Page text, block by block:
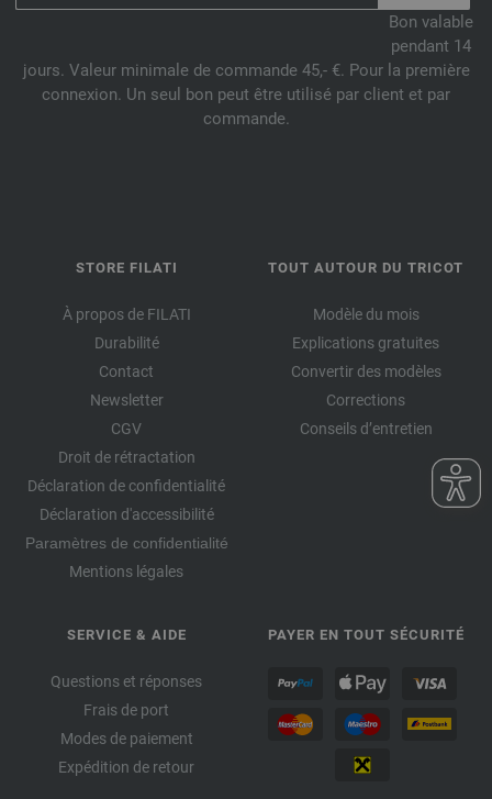
Bon valable
pendant 14
jours. Valeur minimale de commande 45,- €. Pour la première
connexion. Un seul bon peut être utilisé par client et par
commande.
STORE FILATI
À propos de FILATI
Durabilité
Contact
Newsletter
CGV
Droit de rétractation
Déclaration de confidentialité
Déclaration d'accessibilité
Paramètres de confidentialité
Mentions légales
TOUT AUTOUR DU TRICOT
Modèle du mois
Explications gratuites
Convertir des modèles
Corrections
Conseils d’entretien
SERVICE & AIDE
Questions et réponses
Frais de port
Modes de paiement
Expédition de retour
PAYER EN TOUT SÉCURITÉ